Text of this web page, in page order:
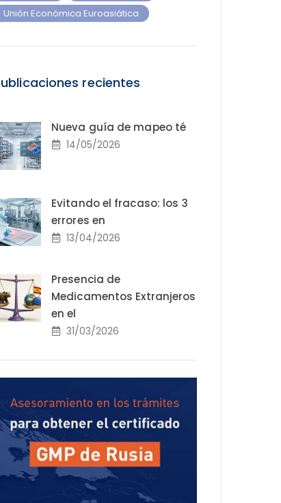
Unión Económica Euroasiática
recientes
Nueva guía de mapeo té
14/05/2026
Evitando el fracaso: los 3
errores en
13/04/2026
Presencia de
Medicamentos Extranjeros
en el
31/03/2026